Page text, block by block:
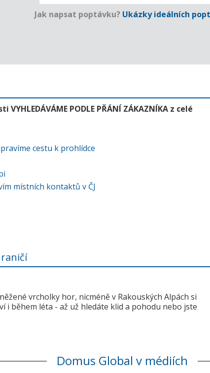
Jak napsat poptávku? Ukázky ideálních
VYHLEDÁVÁME PODLE PŘÁNÍ ZÁKAZNÍKA z celé
cestu k prohlídce
místních kontaktů v ČJ
vrcholky hor, nicméně v Rakouských Alpách si
i během léta - až už hledáte klid a pohodu nebo jste
Domus Global v médiích